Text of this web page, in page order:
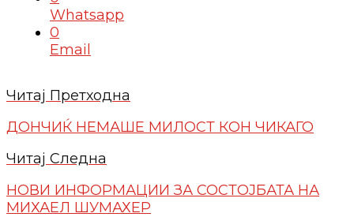
Whatsapp
0
Email
Читај Претходна
ДОНЧИЌ НЕМАШЕ МИЛОСТ КОН ЧИКАГО
Читај Следна
НОВИ ИНФОРМАЦИИ ЗА СОСТОЈБАТА НА
МИХАЕЛ ШУМАХЕР